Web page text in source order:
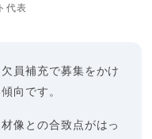
代表
員補充で募集をかけ
向です。
像との合致点がはっ